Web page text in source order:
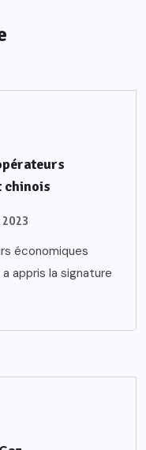
chinois
2023
économiques
appris la signature